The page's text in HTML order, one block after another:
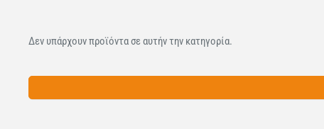
Δεν υπάρχουν προϊόντα σε αυτήν την κατηγορία.